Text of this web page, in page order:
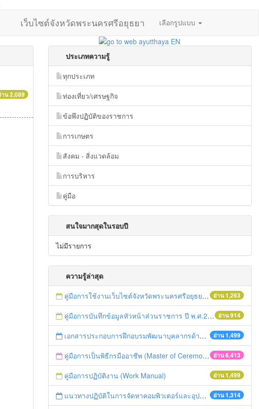
เว็บไซต์จังหวัดพระนครศรีอยุธยา เลือกรูปแบบ
าน 2,089
ประเภทความรู้
ทุกประเภท
ท่องเที่ยว/เศรษฐกิจ
ข้อพึงปฏิบัติของราชการ
การเกษตร
สังคม - สิ่งแวดล้อม
การบริหาร
คู่มือ
สนใจมากสุดในรอบปี
ไม่มีรายการ
ความรู้ล่าสุด
อ่าน 1,263
คู่มือการใช้งานเว็บไซต์จังหวัดพระนครศรีอยุธยา พ.ศ.2559
อ่าน 914
คู่มือการบันทึกข้อมูลหัวหน้าส่วนราชการ ปี พ.ศ.2560
อ่าน 1,499
เอกสารประกอบการฝึกอบรมพัฒนาบุคลากรด้านการประชาสัมพันธ์จังหวัดพระนครศรีอยุธยา เมื่อวันที่ 22 เม.ย. 59
อ่าน 6,413
คู่มือการเป็นพิธีกรมืออาชีพ (Master of Ceremony: MC)
อ่าน 1,499
คู่มือการปฏิบัติงาน (Work Manual)
อ่าน 1,314
แนวทางปฏิบัติในการจัดหาคอมพิวเตอร์และอุปกรณ์ของส่วนราชการและ องค์กรปกครองส่วนท้องถิ่น